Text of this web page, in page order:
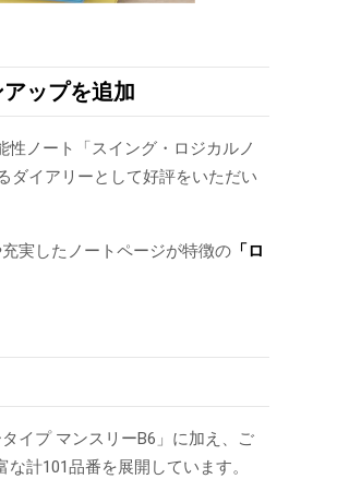
ップを追加
性ノート「スイング・ロジカルノ
ダイアリーとして好評をいただい
実したノートページが特徴の 「ロ
イプ マンスリーB6」に加え、ご
計101品番を展開しています。